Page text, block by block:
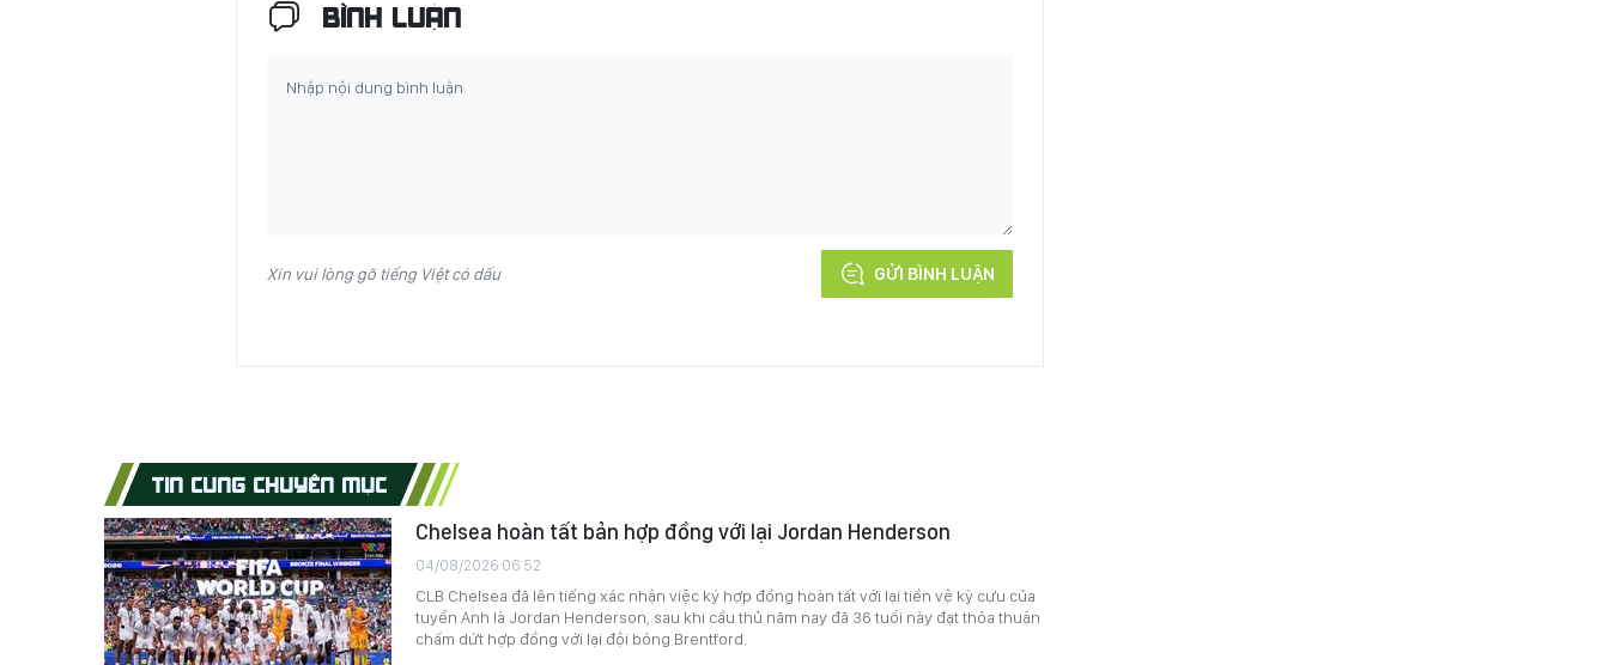
BÌNH LUẬN
Xin vui lòng gõ tiếng Việt có dấu GỬI BÌNH LUẬN
TIN CÙNG CHUYÊN MỤC
Chelsea hoàn tất bản hợp đồng với lại Jordan Henderson
04/08/2026 06:52
CLB Chelsea đã lên tiếng xác nhận việc ký hợp đồng hoàn tất với lại tiền vệ kỳ cựu của
tuyển Anh là Jordan Henderson, sau khi cầu thủ năm nay đã 36 tuổi này đạt thỏa thuận
chấm dứt hợp đồng với lại đội bóng Brentford.